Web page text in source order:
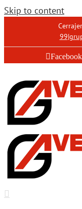
Skip to content
99|
Facebook